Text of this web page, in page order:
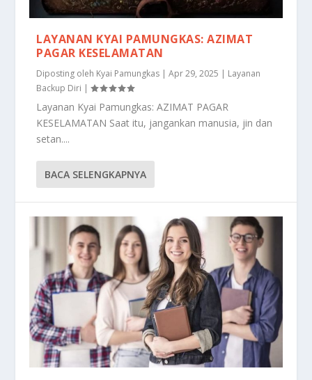
LAYANAN KYAI PAMUNGKAS: AZIMAT
PAGAR KESELAMATAN
Diposting oleh Kyai Pamungkas |Apr 29, 2025 | Layanan
Backup Diri |
Layanan Kyai Pamungkas: AZIMAT PAGAR
KESELAMATAN Saat itu, jangankan manusia, jin dan
setan....
BACA SELENGKAPNYA